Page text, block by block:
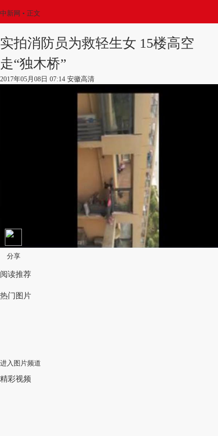
中新网 • 正文
实拍消防员为救轻生女 15楼高空
走“独木桥”
2017年05月08日 07:14 安徽高清
分享
阅读推荐
热门图片
进入图片频道
精彩视频